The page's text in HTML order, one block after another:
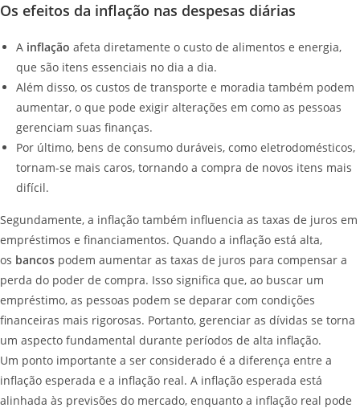
Os efeitos da inflação nas despesas diárias
A inflação afeta diretamente o custo de alimentos e energia,
que são itens essenciais no dia a dia.
Além disso, os custos de transporte e moradia também podem
aumentar, o que pode exigir alterações em como as pessoas
gerenciam suas finanças.
Por último, bens de consumo duráveis, como eletrodomésticos,
tornam-se mais caros, tornando a compra de novos itens mais
difícil.
Segundamente, a inflação também influencia as taxas de juros em
empréstimos e financiamentos. Quando a inflação está alta,
os bancos podem aumentar as taxas de juros para compensar a
perda do poder de compra. Isso significa que, ao buscar um
empréstimo, as pessoas podem se deparar com condições
financeiras mais rigorosas. Portanto, gerenciar as dívidas se torna
um aspecto fundamental durante períodos de alta inflação.
Um ponto importante a ser considerado é a diferença entre a
inflação esperada e a inflação real. A inflação esperada está
alinhada às previsões do mercado, enquanto a inflação real pode